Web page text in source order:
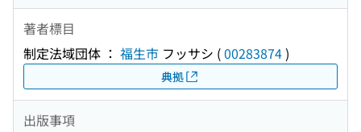
著者標目
制定法域団体 ： 福生市 フッサシ (00283874)
典拠
出版事項